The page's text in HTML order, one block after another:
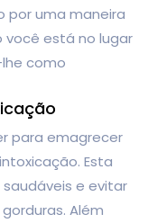
por uma maneira
está no lugar
como
para emagrecer
Esta
e evitar
Além